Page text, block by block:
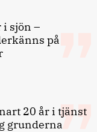
sjön –
på
20 år i tjänst
grunderna